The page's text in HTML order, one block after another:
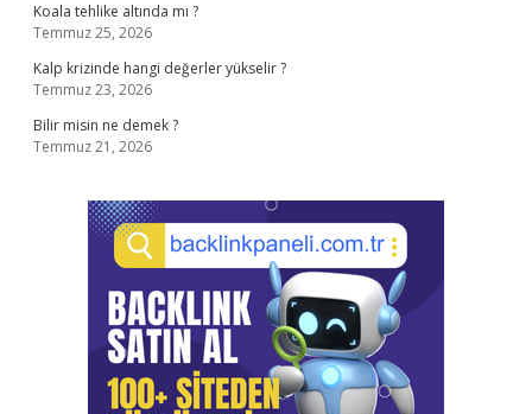
Koala tehlike altında mı ?
Temmuz 25, 2026
Kalp krizinde hangi değerler yükselir ?
Temmuz 23, 2026
Bilir misin ne demek ?
Temmuz 21, 2026